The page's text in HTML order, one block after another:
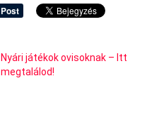
Nyári játékok ovisoknak – Itt
megtalálod!